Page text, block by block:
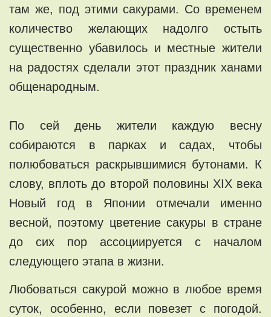
там же, под этими сакурами. Со временем
количество желающих надолго остыть
существенно убавилось и местные жители
на радостях сделали этот праздник ханами
общенародным.
По сей день жители каждую весну
собираются в парках и садах, чтобы
полюбоваться раскрывшимися бутонами. К
слову, вплоть до второй половины XIX века
Новый год в Японии отмечали именно
весной, поэтому цветение сакуры в стране
до сих пор ассоциируется с началом
следующего этапа в жизни.
Любоваться сакурой можно в любое время
суток, особенно, если повезет с погодой.